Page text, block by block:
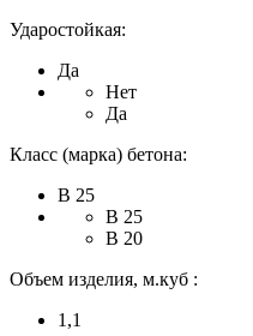
Ударостойкая:
Да
Нет
Да
Класс (марка) бетона:
В 25
В 25
В 20
Объем изделия, м.куб :
1,1